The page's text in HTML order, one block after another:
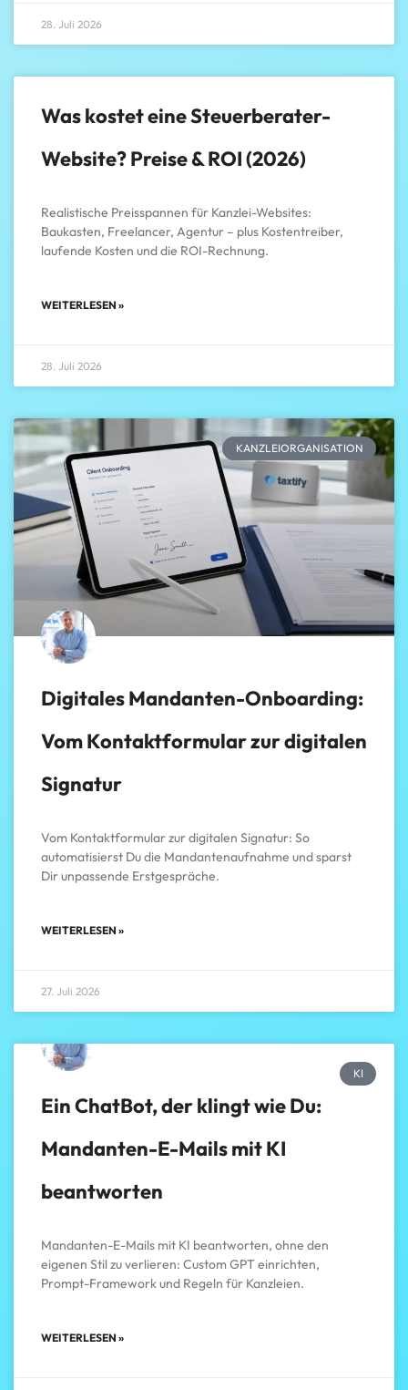
28. Juli 2026
Was kostet eine Steuerberater-
Website? Preise & ROI (2026)
Realistische Preisspannen für Kanzlei-Websites:
Baukasten, Freelancer, Agentur – plus Kostentreiber,
laufende Kosten und die ROI-Rechnung.
WEITERLESEN »
28. Juli 2026
KANZLEIORGANISATION
Digitales Mandanten-Onboarding:
Vom Kontaktformular zur digitalen
Signatur
Vom Kontaktformular zur digitalen Signatur: So
automatisierst Du die Mandantenaufnahme und sparst
Dir unpassende Erstgespräche.
WEITERLESEN »
27. Juli 2026
KI
Ein ChatBot, der klingt wie Du:
Mandanten-E-Mails mit KI
beantworten
Mandanten-E-Mails mit KI beantworten, ohne den
eigenen Stil zu verlieren: Custom GPT einrichten,
Prompt-Framework und Regeln für Kanzleien.
WEITERLESEN »